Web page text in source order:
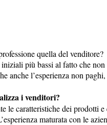
quella del venditore?
più bassi al fatto che
anche l’esperienza non
i venditori?
le caratteristiche dei prodotti
maturata con le